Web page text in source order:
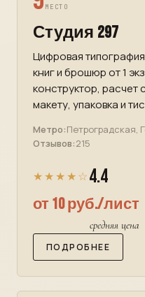
МЕСТО
Студия 297
Цифровая
книг и брошюр от 1
конструктор, расчет
макету, упаковка и
Метро:Петроградская,
Отзывов:215
★★★★☆ 4.4
от 10 руб./лист
средняя цена
ПОДРОБНЕЕ